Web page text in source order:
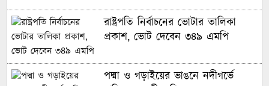
রাষ্ট্রপতি নির্বাচনের ভোটার তালিকা
প্রকাশ, ভোট দেবেন ৩৪৯ এমপি
পদ্মা ও গড়াইয়ের ভাঙনে নদীগর্ভে